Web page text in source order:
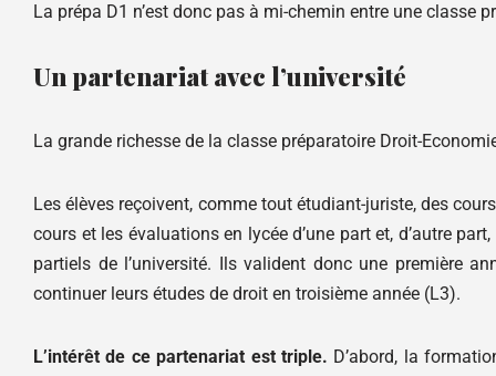
La prépa D1 n’est donc pas à mi-chemin entre une classe
Un partenariat avec l’université
La grande richesse de la classe préparatoire Droit-
Les élèves reçoivent, comme tout étudiant-juriste, des
cours et les évaluations en lycée d’une part et, d’autre
partiels de l’université. Ils valident donc une première
continuer leurs études de droit en troisième année (L3).
L’intérêt de ce partenariat est triple. D’abord, la